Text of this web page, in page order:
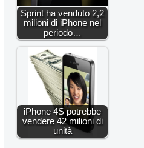
Sprint ha venduto 2,2
milioni di iPhone nel
periodo…
iPhone 4S potrebbe
vendere 42 milioni di
unità